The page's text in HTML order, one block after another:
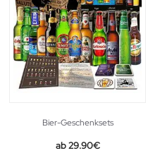
Bier-Geschenksets
29.90€